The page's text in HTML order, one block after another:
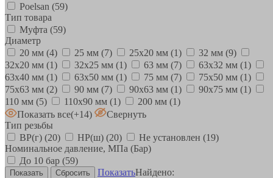
Poelsan (59)
Тип товара
Муфта (59)
Диаметр
20 мм (4) 25 мм (7) 25х20 мм (1) 32 мм (9)
32х20 мм (1) 32х25 мм (1) 63 мм (7) 63х32 мм (1)
63х40 мм (1) 63х50 мм (1) 75 мм (7) 75х50 мм (1)
75х63 мм (2) 90 мм (7) 90х63 мм (1) 90х75 мм (1)
110 мм (5) 110х90 мм (1) 200 мм (1)
Показать все(+14)
Свернуть
Тип резьбы
ВР(г) (20) НР(ш) (20) Не установлен (19)
Номинальное давление, МПа (Бар)
До 10 бар (59)
ПоказатьНайдено: